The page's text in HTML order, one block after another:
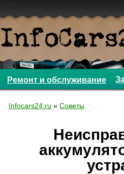
Ремонт и обслуживание
Infocars24.ru » Советы